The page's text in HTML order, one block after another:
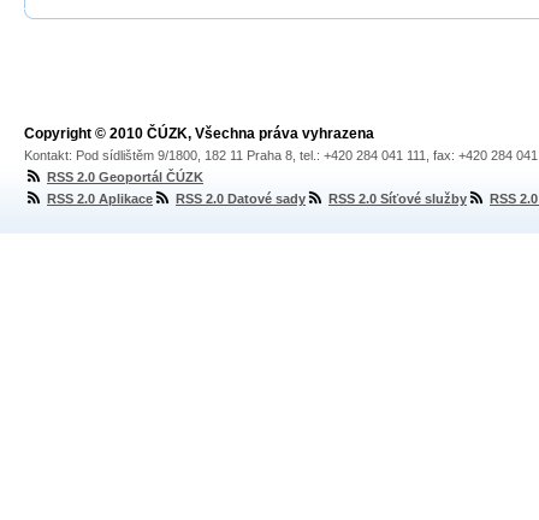
Copyright © 2010 ČÚZK, Všechna práva vyhrazena
Kontakt: Pod sídlištěm 9/1800, 182 11 Praha 8, tel.: +420 284 041 111, fax: +420 284
RSS 2.0 Geoportál ČÚZK
RSS 2.0 Aplikace
RSS 2.0 Datové sady RSS 2.0 Síťové služby RSS